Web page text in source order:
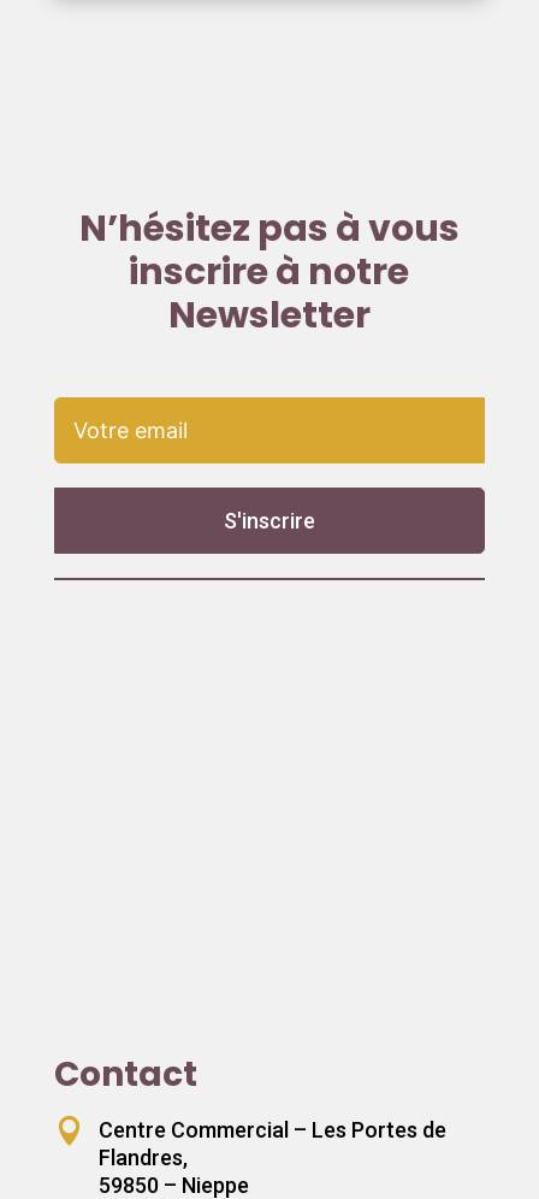
N’hésitez pas à vous
inscrire à notre
Newsletter
S'inscrire
Contact

Centre Commercial – Les Portes de
Flandres,
59850 – Nieppe